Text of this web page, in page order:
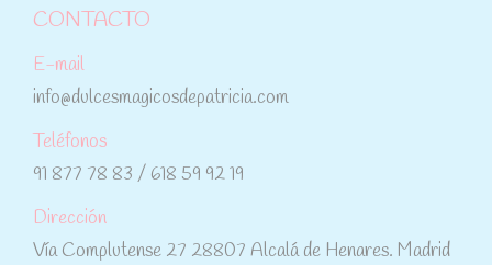
CONTACTO
E-mail
info@dulcesmagicosdepatricia.com
Teléfonos
91 877 78 83 / 618 59 92 19
Dirección
Vía Complutense 27 28807 Alcalá de Henares. Madrid